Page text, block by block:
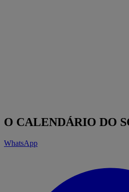
O CALENDÁRIO DO
WhatsApp